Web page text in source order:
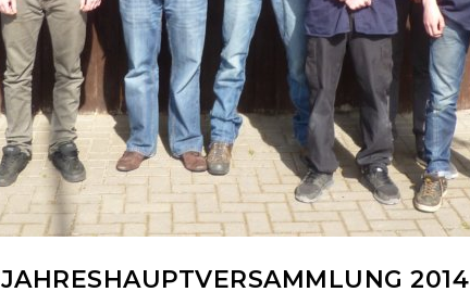
JAHRESHAUPTVERSAMMLUNG 2014